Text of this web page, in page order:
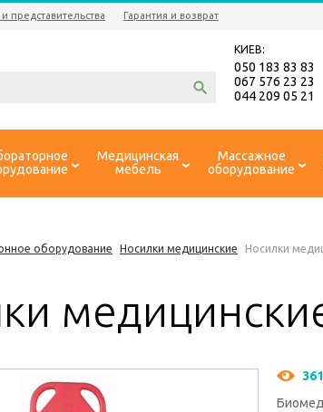
представительства Гарантия и возврат
КИЕВ:
050 183 83 83
067 576 23 23
044 209 05 21
Медицинская
мебель
Массажное
оборудование
оборудование Носилки медицинские Носилки
Биомед